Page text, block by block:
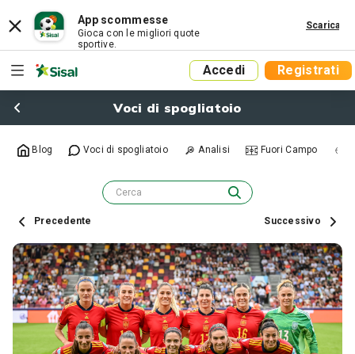
App scommesse
Gioca con le migliori quote
sportive.
Scarica
Accedi Registrati
Voci di spogliatoio
Blog Voci di spogliatoio Analisi Fuori Campo
Precedente Successivo